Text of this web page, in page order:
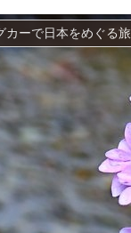
カーで日本をめぐる旅